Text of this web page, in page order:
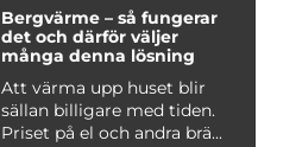
Bergvärme – så fungerar
det och därför väljer
många denna lösning
Att värma upp huset blir
sällan billigare med tiden.
Priset på el och andra brä...